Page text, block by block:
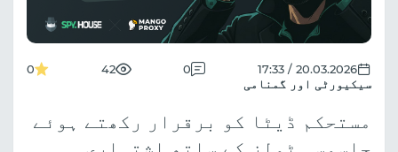
سیکیورٹی اور گمنامی
20.03.2026 / 17:33
0
42
0
مستحکم ڈیٹا کو برقرار رکھتے ہوئے